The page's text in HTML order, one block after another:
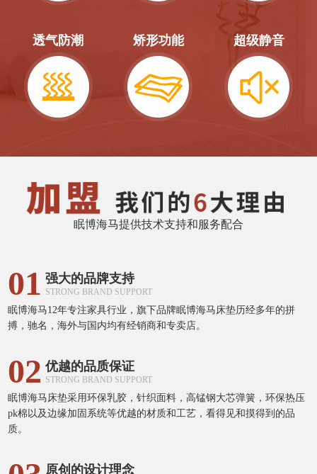
透气防潮 矫形功能 超级静音
眠博海马提供技术支持和服务配合
01 强大的品牌支持
STRONG BRAND SUPPORT
眠博海马12年专注家具行业，旗下品牌眠博海马床垫历经多年的拼
搏，驰名，海外与国内均有经销商和专卖店。
02 优越的品质保证
STRONG BRAND SUPPORT
眠博海马床垫采用环保乳胶，针织面料，高锰钢大芯弹簧，环保热压
pk棉以及边缘加固系统等优越的材质和工艺，看得见和摸得到的品
质。
原创的设计理念